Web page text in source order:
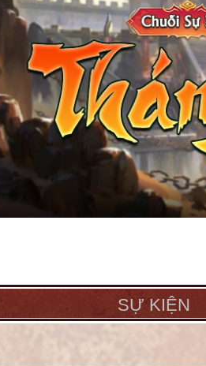
SỰ KIỆN